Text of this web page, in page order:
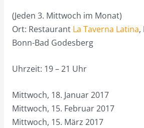
(Jeden 3. Mittwoch im Monat)
Ort: Restaurant La Taverna Latina,
Bonn-Bad Godesberg
Uhrzeit: 19 – 21 Uhr
Mittwoch, 18. Januar 2017
Mittwoch, 15. Februar 2017
Mittwoch, 15. März 2017